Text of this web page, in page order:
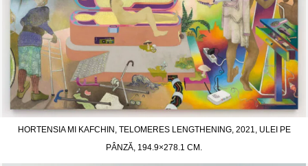
HORTENSIA MI KAFCHIN, TELOMERES LENGTHENING, 2021, ULEI PE
PÂNZĂ, 194.9×278.1 CM.